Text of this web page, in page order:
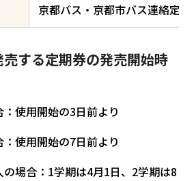
京都バス・京都市バス連絡定
する定期券の発売開始時
使用開始の3日前より
使用開始の7日前より
場合：1学期は4月1日、2学期は8